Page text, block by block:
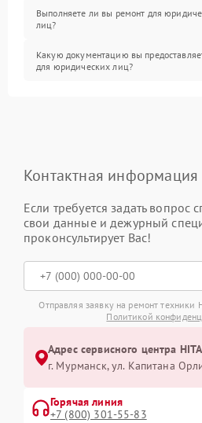
Выполняете ли вы ремонт для
лиц?
Какую документацию вы
для юридических лиц?
Контактная информация
Если требуется задать вопрос
свои данные и дежурный
проконсультирует Вас!
Отправляя заявку на ремонт техники
Политикой
Адрес сервисного центра
г. Мурманск, ул. Капитана
Горячая линия
+7 (800) 301-55-83